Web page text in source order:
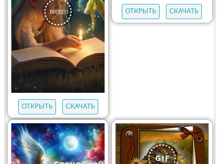
ОТКРЫТЬ СКАЧАТЬ
ОТКРЫТЬ СКАЧАТЬ